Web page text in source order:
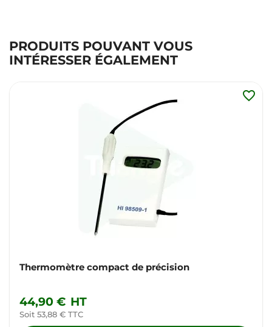
PRODUITS POUVANT VOUS
INTÉRESSER ÉGALEMENT
Thermomètre compact de précision
44,90 € HT
Soit 53,88 € TTC
favorite_border